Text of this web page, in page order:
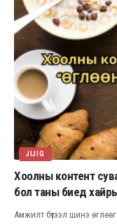
JIJIG
Хоолны контент
бол таны биед
Амжилт бүтээл шинэ